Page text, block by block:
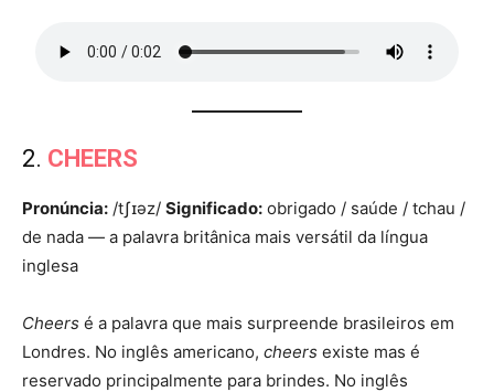
2. CHEERS
Pronúncia: /tʃɪəz/ Significado: obrigado / saúde / tchau /
de nada — a palavra britânica mais versátil da língua
inglesa
Cheers é a palavra que mais surpreende brasileiros em
Londres. No inglês americano, cheers existe mas é
reservado principalmente para brindes. No inglês